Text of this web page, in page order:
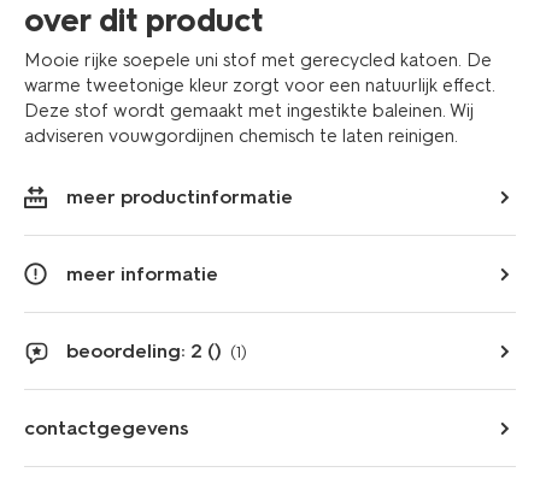
over dit product
Mooie rijke soepele uni stof met gerecycled katoen. De
warme tweetonige kleur zorgt voor een natuurlijk effect.
Deze stof wordt gemaakt met ingestikte baleinen. Wij
adviseren vouwgordijnen chemisch te laten reinigen.
meer productinformatie
meer informatie
beoordeling: 2 () (1)
contactgegevens